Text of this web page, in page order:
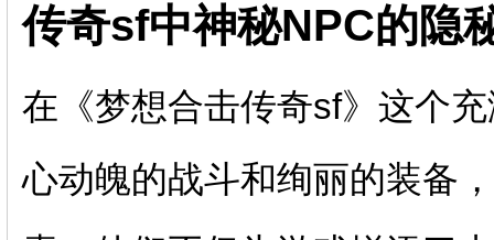
传奇sf中神秘NPC的隐
在《梦想合击传奇sf》这个
心动魄的战斗和绚丽的装备